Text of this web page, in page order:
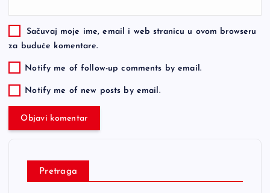
Sačuvaj moje ime, email i web stranicu u ovom browseru
za buduće komentare.
Notify me of follow-up comments by email.
Notify me of new posts by email.
Pretraga